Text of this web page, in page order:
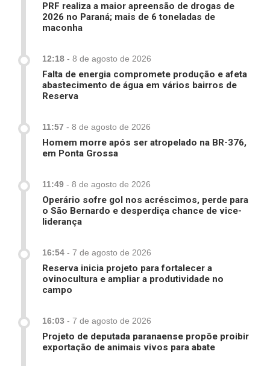
PRF realiza a maior apreensão de drogas de
2026 no Paraná; mais de 6 toneladas de
maconha
12:18 - 8 de agosto de 2026
Falta de energia compromete produção e afeta
abastecimento de água em vários bairros de
Reserva
11:57 - 8 de agosto de 2026
Homem morre após ser atropelado na BR-376,
em Ponta Grossa
11:49 - 8 de agosto de 2026
Operário sofre gol nos acréscimos, perde para
o São Bernardo e desperdiça chance de vice-
liderança
16:54 - 7 de agosto de 2026
Reserva inicia projeto para fortalecer a
ovinocultura e ampliar a produtividade no
campo
16:03 - 7 de agosto de 2026
Projeto de deputada paranaense propõe proibir
exportação de animais vivos para abate